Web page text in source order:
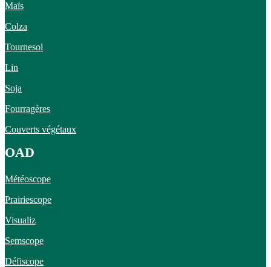
Maïs
Colza
Tournesol
Lin
Soja
Fourragères
Couverts végétaux
OAD
Météoscope
Prairiescope
Visualiz
Semscope
Défiscope